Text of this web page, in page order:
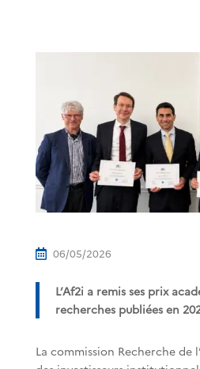
 06/05/2026
L’Af2i a remis ses prix
recherches publiées en
La commission Recherche de